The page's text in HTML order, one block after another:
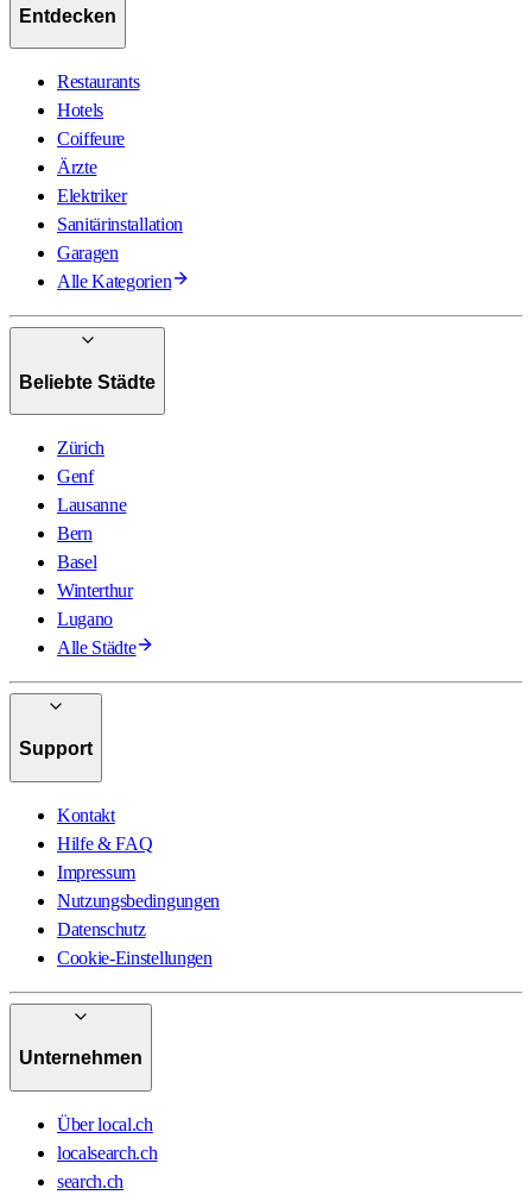
Entdecken
Restaurants
Hotels
Coiffeure
Ärzte
Elektriker
Sanitärinstallation
Garagen
Alle Kategorien
Beliebte Städte
Zürich
Genf
Lausanne
Bern
Basel
Winterthur
Lugano
Alle Städte
Support
Kontakt
Hilfe & FAQ
Impressum
Nutzungsbedingungen
Datenschutz
Cookie-Einstellungen
Unternehmen
Über local.ch
localsearch.ch
search.ch